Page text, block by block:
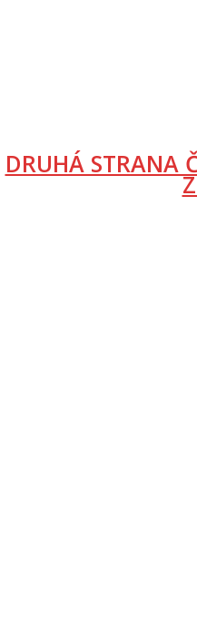
DRUHÁ STRANA